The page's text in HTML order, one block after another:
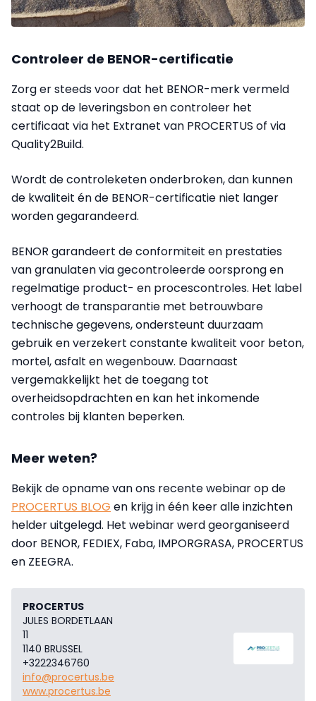
Controleer de BENOR-certificatie
Zorg er steeds voor dat het BENOR-merk vermeld
staat op de leveringsbon en controleer het
certificaat via het Extranet van PROCERTUS of via
Quality2Build.
Wordt de controleketen onderbroken, dan kunnen
de kwaliteit én de BENOR-certificatie niet langer
worden gegarandeerd.
BENOR garandeert de conformiteit en prestaties
van granulaten via gecontroleerde oorsprong en
regelmatige product- en procescontroles. Het label
verhoogt de transparantie met betrouwbare
technische gegevens, ondersteunt duurzaam
gebruik en verzekert constante kwaliteit voor beton,
mortel, asfalt en wegenbouw. Daarnaast
vergemakkelijkt het de toegang tot
overheidsopdrachten en kan het inkomende
controles bij klanten beperken.
Meer weten?
Bekijk de opname van ons recente webinar op de
PROCERTUS BLOG en krijg in één keer alle inzichten
helder uitgelegd. Het webinar werd georganiseerd
door BENOR, FEDIEX, Faba, IMPORGRASA, PROCERTUS
en ZEEGRA.
PROCERTUS
JULES BORDETLAAN
11
1140 BRUSSEL
+3222346760
info@procertus.be
www.procertus.be